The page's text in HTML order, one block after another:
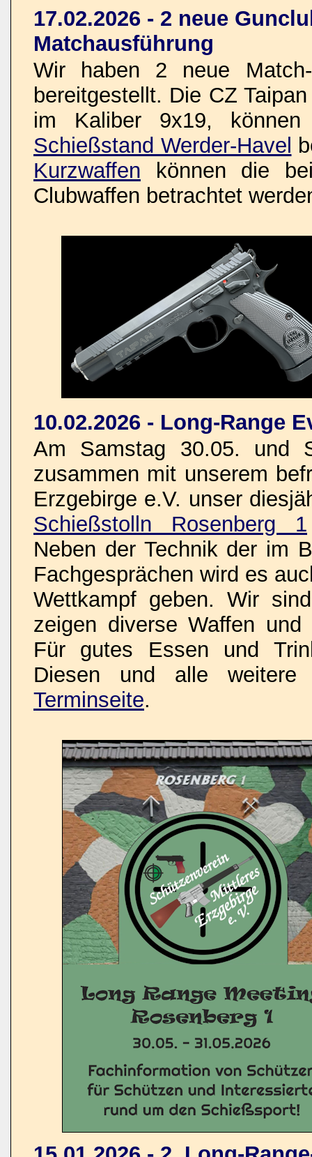
17.02.2026 - 2 neue
Matchausführung
Wir haben 2 neue
bereitgestellt. Die CZ
im Kaliber 9x19,
Schießstand Werder-Havel
Kurzwaffen können die
Clubwaffen betrachtet
10.02.2026 - Long-Range
Am Samstag 30.05. und
zusammen mit unserem
Erzgebirge e.V. unser
Schießstolln Rosenberg 1
Neben der Technik der im
Fachgesprächen wird es
Wettkampf geben. Wir
zeigen diverse Waffen
Für gutes Essen und
Diesen und alle
Terminseite.